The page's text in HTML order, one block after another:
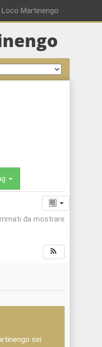
Martinengo
da mostrare
sei